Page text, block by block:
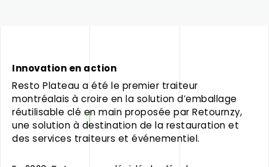
Innovation en action
Resto Plateau a été le premier traiteur
montréalais à croire en la solution d’emballage
réutilisable clé en main proposée par Retournzy,
une solution à destination de la restauration et
des services traiteurs et événementiel.